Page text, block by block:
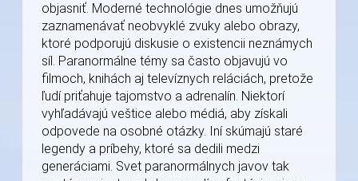
objasniť. Moderné technológie dnes umožňujú
zaznamenávať neobvyklé zvuky alebo obrazy,
ktoré podporujú diskusie o existencii neznámych
síl. Paranormálne témy sa často objavujú vo
filmoch, knihách aj televíznych reláciách, pretože
ľudí priťahuje tajomstvo a adrenalín. Niektorí
vyhľadávajú veštice alebo médiá, aby získali
odpovede na osobné otázky. Iní skúmajú staré
legendy a príbehy, ktoré sa dedili medzi
generáciami. Svet paranormálnych javov tak